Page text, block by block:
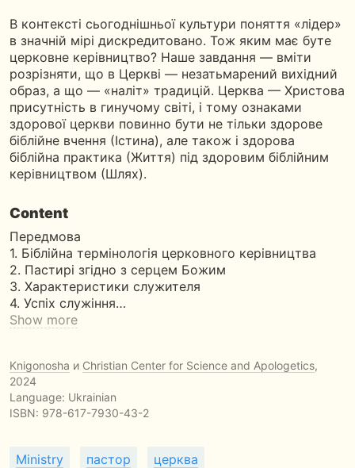
В контексті сьогоднішньої культури поняття «лідер»
в значній мірі дискредитовано. Тож яким має буте
церковне керівництво? Наше завдання — вміти
розрізняти, що в Церкві — незатьмарений вихідний
образ, а що — «наліт» традицій. Церква — Христова
присутність в гинучому світі, і тому ознаками
здорової церкви повинно бути не тільки здорове
біблійне вчення (Істина), але також і здорова
біблійна практика (Життя) під здоровим біблійним
керівництвом (Шлях).
Content
Передмова
1. Біблійна термінологія церковного керівництва
2. Пастирі згідно з серцем Божим
3. Характеристики служителя
4. Успіх служіння…
Show more
Knigonosha и Christian Center for Science and Apologetics,
2024
Language: Ukrainian
ISBN: 978-617-7930-43-2
Ministry пастор церква